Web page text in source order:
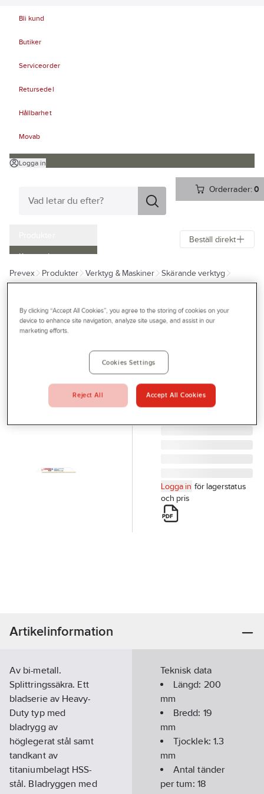
Bli kund
Butiker
Serviceorder
Retursedel
Hållbarhet
Movab
Logga in
Orderrader:0
Kampanjer
Outlet
Bli kund
Profilshop
Serviceverkstad
Företagsprofilering
Beställ direkt
Prevex Produkter Verktyg & Maskiner
Skärande verktyg
LENOX
Lenox Gold för
818G 5/ GOLD LENOX
Artikelnr: 119579
Logga in för lagerstatus
och pris
Artikelinformation
Av bi-metall.
Splittringssäkra. Ett
bladserie av Heavy-
Duty typ med
bladrygg av
höglegerat stål samt
tandkant av
titaniumbelagt HSS-
stål. Bladryggen med
Teknisk data
Längd: 200
mm
Bredd: 19
mm
Tjocklek: 1.3
mm
Antal tänder
per tum: 18
By clicking “Accept All Cookies”, you agree to the storing of cookies on your
device to enhance site navigation, analyze site usage, and assist in our
marketing efforts.
Cookies Settings
Reject All Accept All Cookies